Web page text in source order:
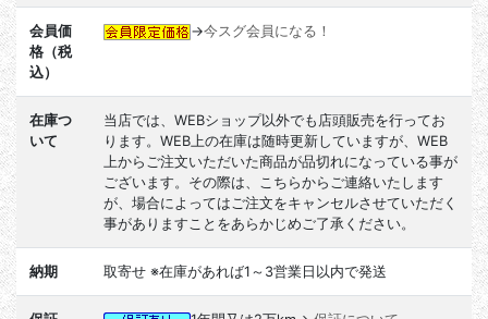
会員価
格（税
込）
→今スグ会員になる！
在庫つ
いて
当店では、WEBショップ以外でも店頭販売を行ってお
ります。WEB上の在庫は随時更新していますが、WEB
上からご注文いただいた商品が品切れになっている事が
ございます。その際は、こちらからご連絡いたします
が、場合によってはご注文をキャンセルさせていただく
事がありますことをあらかじめご了承ください。
納期 取寄せ ※在庫があれば1～3営業日以内で発送